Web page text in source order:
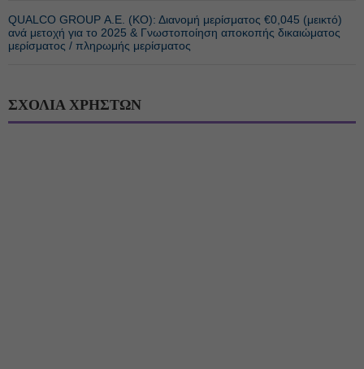
QUALCO GROUP Α.Ε. (ΚΟ): Διανομή μερίσματος €0,045 (μεικτό)
ανά μετοχή για το 2025 & Γνωστοποίηση αποκοπής δικαιώματος
μερίσματος / πληρωμής μερίσματος
ΣΧΟΛΙΑ ΧΡΗΣΤΩΝ